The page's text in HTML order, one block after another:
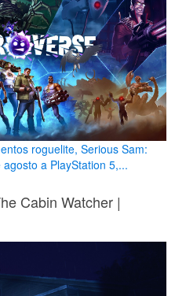
roguelite, Serious Sam:
a PlayStation 5,...
Cabin Watcher |